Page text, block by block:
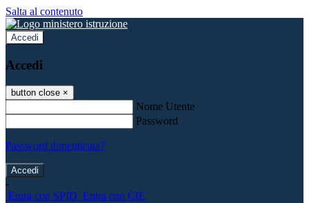
Salta al contenuto
Accedi
Accedi
button close ×
Nome Utente
Password
Password dimenticata?
-
Entra con SPID Entra con CIE